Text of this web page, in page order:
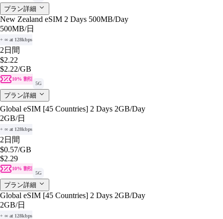
プラン詳細
New Zealand eSIM 2 Days 500MB/Day
500MB/日
+ ∞ at 128kbps
2日間
$2.22
$2.22/GB
10% 割引
5G
プラン詳細
Global eSIM [45 Countries] 2 Days 2GB/Day
2GB/日
+ ∞ at 128kbps
2日間
$0.57/GB
$2.29
10% 割引
5G
プラン詳細
Global eSIM [45 Countries] 2 Days 2GB/Day
2GB/日
+ ∞ at 128kbps